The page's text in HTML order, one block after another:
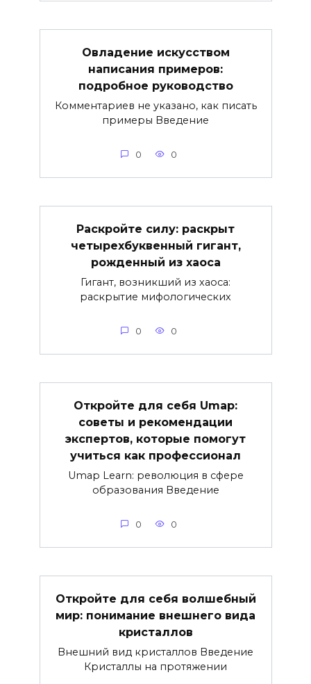
Овладение искусством
написания примеров:
подробное руководство
Комментариев не указано, как писать
примеры Введение
0 0
Раскройте силу: раскрыт
четырехбуквенный гигант,
рожденный из хаоса
Гигант, возникший из хаоса:
раскрытие мифологических
0 0
Откройте для себя Umap:
советы и рекомендации
экспертов, которые помогут
учиться как профессионал
Umap Learn: революция в сфере
образования Введение
0 0
Откройте для себя волшебный
мир: понимание внешнего вида
кристаллов
Внешний вид кристаллов Введение
Кристаллы на протяжении